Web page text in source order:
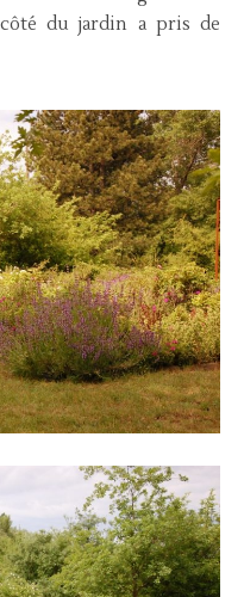
du jardin a pris de